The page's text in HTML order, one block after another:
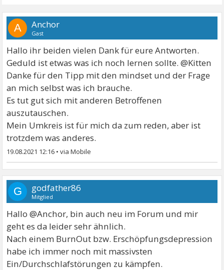
A Anchor
Gast
Hallo ihr beiden vielen Dank für eure Antworten.
Geduld ist etwas was ich noch lernen sollte. @Kitten
Danke für den Tipp mit den mindset und der Frage
an mich selbst was ich brauche.
Es tut gut sich mit anderen Betroffenen
auszutauschen.
Mein Umkreis ist für mich da zum reden, aber ist
trotzdem was anderes.
19.08.2021 12:16 •
G godfather86
Mitglied
Hallo @Anchor, bin auch neu im Forum und mir
geht es da leider sehr ähnlich.
Nach einem BurnOut bzw. Erschöpfungsdepression
habe ich immer noch mit massivsten
Ein/Durchschlafstörungen zu kämpfen.